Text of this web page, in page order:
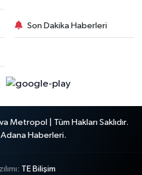
Son Dakika Haberleri
Metropol | Tüm Hakları Saklıdır.
Adana Haberleri.
TE Bilişim